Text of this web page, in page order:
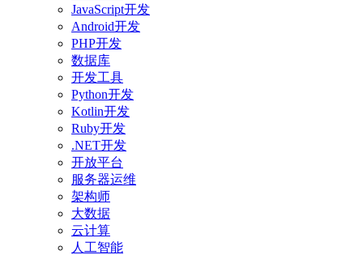
JavaScript开发
Android开发
PHP开发
数据库
开发工具
Python开发
Kotlin开发
Ruby开发
.NET开发
开放平台
服务器运维
架构师
大数据
云计算
人工智能